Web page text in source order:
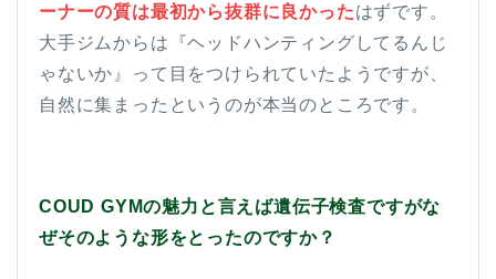
ーナーの質は最初から抜群に良かったはずです。
大手ジムからは『ヘッドハンティングしてるんじ
ゃないか』って目をつけられていたようですが、
自然に集まったというのが本当のところです。
COUD GYMの魅力と言えば遺伝子検査ですがな
ぜそのような形をとったのですか？